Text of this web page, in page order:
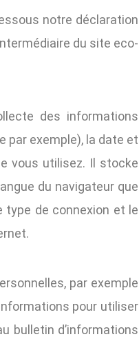
notre déclaration
du site eco-
des informations
par exemple), la date et
vous utilisez. Il stocke
du navigateur que
type de connexion et le
par exemple
pour utiliser
bulletin d’informations